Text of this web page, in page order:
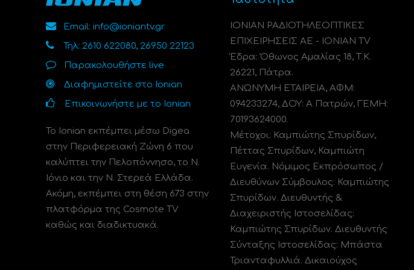
Email: info@ioniantv.gr
Τηλ: 2610 622080, 26950 22123
Παρακολουθήστε live
Διαφημιστείτε στο Ionian
Επικοινωνήστε με το Ionian
Το Ionian εκπέμπει μέσω Digea
στην Περιφερειακή Ζώνη 6 που
καλύπτει την Πελοπόννησο, το N.
Ιόνιο και την Ν. Στερεά Ελλάδα.
Ακόμη, εκπέμπει στη θέση 673 στην
πλατφόρμα της Cosmote TV
καθώς και διαδικτυακά.
ΙΟΝΙΑΝ ΡΑΔΙΟΤΗΛΕΟΠΤΙΚΕΣ
ΕΠΙΧΕΙΡΗΣΕΙΣ ΑΕ - IONIAN TV
Έδρα: Όθωνος Αμαλίας 18, Τ.Κ.
26221, Πάτρα.
ΑΝΩΝΥΜΗ ΕΤΑΙΡΕΙΑ, ΑΦΜ:
094233274, ΔΟΥ: A Πατρών, ΓΕΜΗ:
70193624000.
Μέτοχοι: Καμπιώτης Σπυρίδων,
Πέττας Σπυρίδων, Καμπιώτη
Ευγενία. Νόμιμος Εκπρόσωπος /
Διευθύνων Σύμβουλος: Καμπιώτης
Σπυρίδων. Διευθυντής &
Διαχειριστής Ιστοσελίδας:
Καμπιώτης Σπυρίδων. Διευθυντής
Σύνταξης Ιστοσελίδας: Μπάστα
Τριανταφυλλιά. Δικαιούχος